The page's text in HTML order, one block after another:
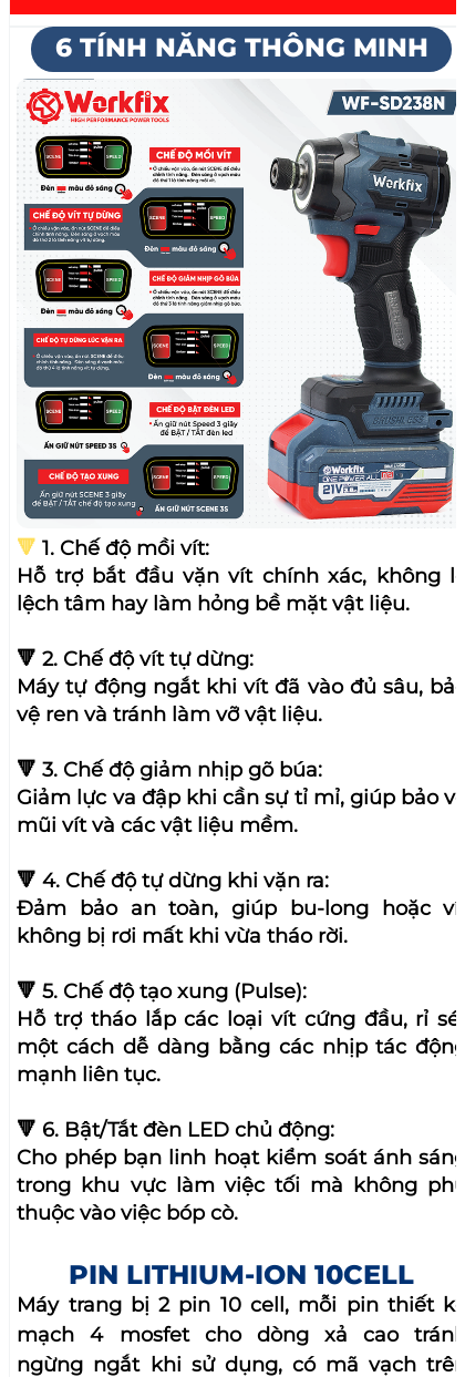
🔻 1. Chế độ mồi vít:
Hỗ trợ bắt đầu vặn vít chính xác, không lo
lệch tâm hay làm hỏng bề mặt vật liệu.
🔻2. Chế độ vít tự dừng:
Máy tự động ngắt khi vít đã vào đủ sâu, bảo
vệ ren và tránh làm vỡ vật liệu.
🔻3. Chế độ giảm nhịp gõ búa:
Giảm lực va đập khi cần sự tỉ mỉ, giúp bảo vệ
mũi vít và các vật liệu mềm.
🔻4. Chế độ tự dừng khi vặn ra:
Đảm bảo an toàn, giúp bu-long hoặc vít
không bị rơi mất khi vừa tháo rời.
🔻5. Chế độ tạo xung (Pulse):
Hỗ trợ tháo lắp các loại vít cứng đầu, rỉ sét
mạnh liên tục.
🔻 6. Bật/Tắt đèn LED chủ động:
trong khu vực làm việc tối mà không phụ
thuộc vào việc bóp cò.
Máy trang bị 2 pin 10 cell, mỗi pin thiết kế
mạch 4 mosfet cho dòng xả cao tránh
ngừng ngắt khi sử dụng, có mã vạch trên
từng cell và đèn báo pin riêng biệt trên mỗi
quả pin, thời gian làm việc liên tục từ 4- 5h
PIN LITHIUM-ION 10CELL